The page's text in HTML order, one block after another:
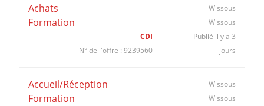
Achats
Formation
Wissous
Wissous
Publié il y a 3
jours
CDI
N° de l'offre : 9239560
Accueil/Réception
Formation
Wissous
Wissous